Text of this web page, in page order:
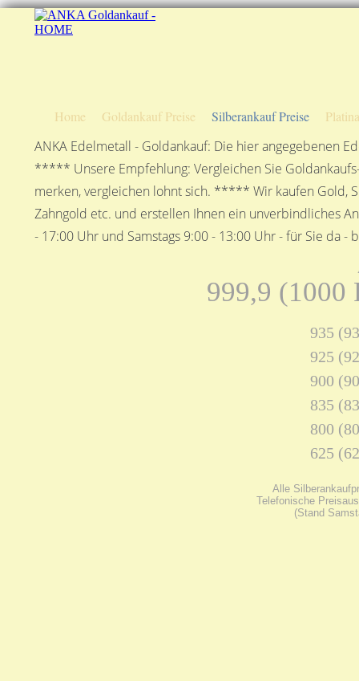
Home Goldankauf Preise Silberankauf Preise
ANKA Edelmetall - Goldankauf: Die hier angegebenen
***** Unsere Empfehlung: Vergleichen Sie
merken, vergleichen lohnt sich. ***** Wir kaufen Gold,
Zahngold etc. und erstellen Ihnen ein unverbindliches
- 17:00 Uhr und Samstags 9:00 - 13:00 Uhr - für Sie
999,9 (1000
935
925
900
835
800
625
Alle
Telefonische
(Stand